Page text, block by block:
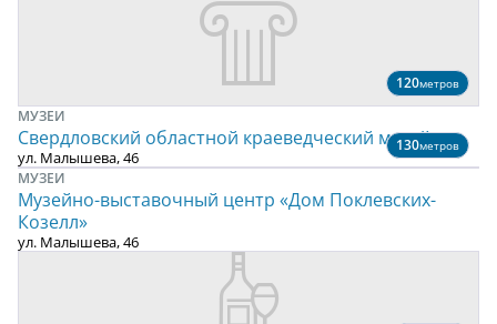
120метров
МУЗЕИ
Свердловский областной краеведческий музей
ул. Малышева, 46
130метров
МУЗЕИ
Музейно-выставочный центр «Дом Поклевских-
Козелл»
ул. Малышева, 46